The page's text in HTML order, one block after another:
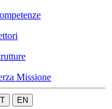
Missione
IT EN